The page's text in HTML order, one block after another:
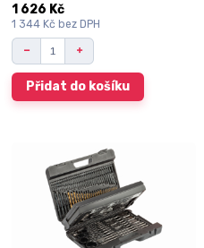
1 626 Kč
1 344 Kčbez DPH
Přidat do košíku